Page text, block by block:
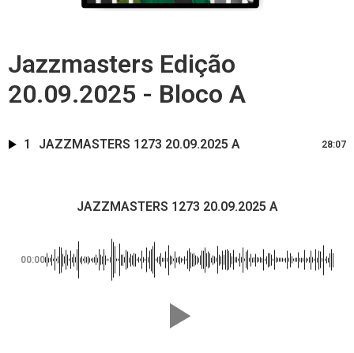
Jazzmasters Edição
20.09.2025 - Bloco A
1 JAZZMASTERS 1273 20.09.2025 A 28:07
JAZZMASTERS 1273 20.09.2025 A
00:00